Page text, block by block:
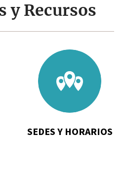
y Recursos
to
Sedes
horarios
SEDES Y HORARIOS